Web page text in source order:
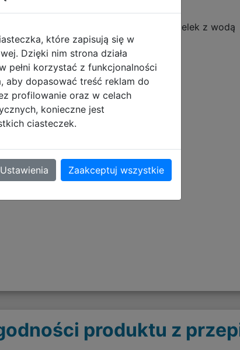
oraz kieszonkę na portfel i smartfon
przeznaczone do noszenia butelek z wodą
karabińczyk na klucze
produktu z
które zapisują się w
Dzięki nim strona działa
pełni korzystać z funkcjonalności
aby dopasować treść reklam do
profilowanie oraz w celach
konieczne jest
ciasteczek.
Ustawienia Zaakceptuj wszystkie